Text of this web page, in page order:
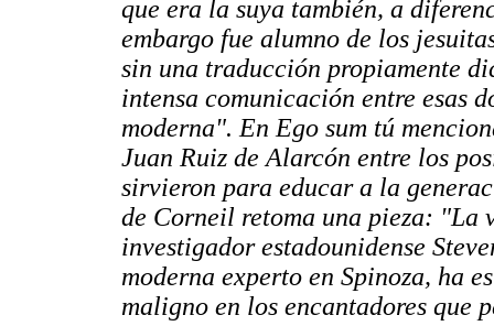
que era la suya también, a
embargo fue alumno de los
sin una traducción propiamente
intensa comunicación entre esas
moderna". En Ego sum tú
Juan Ruiz de Alarcón entre los
sirvieron para educar a la
de Corneil retoma una pieza: "La
investigador estadounidense
moderna experto en Spinoza, ha
maligno en los encantadores